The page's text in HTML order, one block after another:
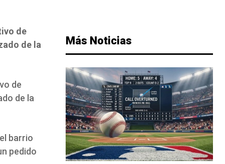
de
de la
de
de la
barrio
pedido
Más Noticias